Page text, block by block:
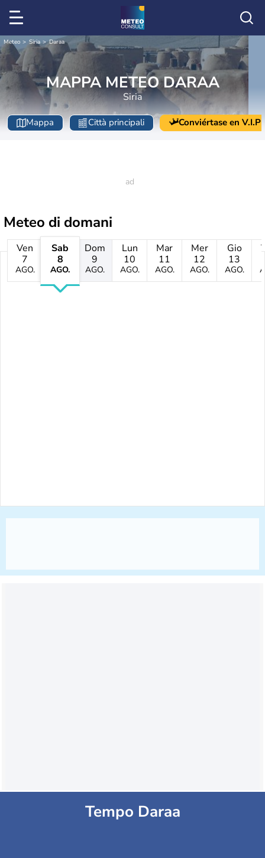
Meteo Siria Daraa
MAPPA METEO DARAA
Siria
Mappa Città principali Conviértase en V.I.P
Meteo di domani
Ven
7
AGO.
Sab
8
AGO.
Dom
9
AGO.
Lun
10
AGO.
Mar
11
AGO.
Mer
12
AGO.
Gio
13
AGO.
Tempo Daraa